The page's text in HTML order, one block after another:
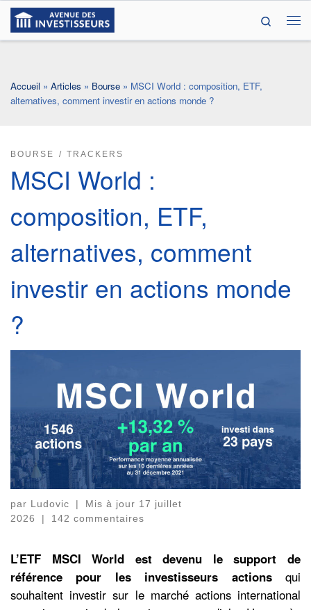
Passer au contenu
Search
Accueil » Articles » Bourse » MSCI World : composition, ETF,
alternatives, comment investir en actions monde ?
BOURSE TRACKERS
MSCI World :
composition, ETF,
alternatives, comment
investir en actions monde
?
par Ludovic | Mis à jour 17 juillet
2026
| 142 commentaires
L’ETF MSCI World est devenu le support de
référence pour les investisseurs actionsqui
souhaitent investir sur le marché actions international